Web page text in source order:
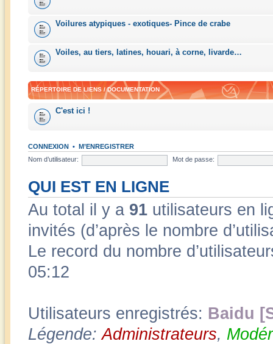
Voilures atypiques - exotiques- Pince de crabe
Voiles, au tiers, latines, houari, à corne, livarde…
RÉPERTOIRE DE LIENS / DOCUMENTATION
C'est ici !
CONNEXION • M’ENREGISTRER
Nom d’utilisateur:
Mot de passe:
QUI EST EN LIGNE
Au total il y a 91 utilisateurs en
invités (d’après le nombre
Le record du nombre
05:12
Utilisateurs enregistrés: Baidu
Légende:Administrateurs,